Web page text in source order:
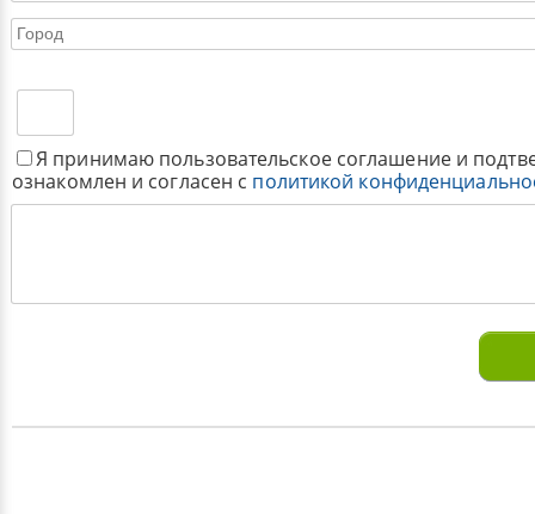
Я принимаю пользовательское соглашение и
ознакомлен и согласен с политикой